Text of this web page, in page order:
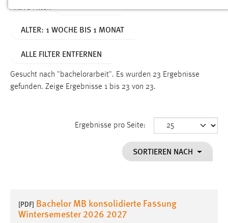
Aktive Filter:
ALTER: 1 WOCHE BIS 1 MONAT
ALLE FILTER ENTFERNEN
Gesucht nach "bachelorarbeit". Es wurden 23 Ergebnisse
gefunden. Zeige Ergebnisse 1 bis 23 von 23.
Ergebnisse pro Seite:
SORTIEREN NACH
[PDF] Bachelor MB konsolidierte Fassung
Wintersemester 2026 2027
Funktionen und sind für die einwandfreie Funktion der
Name:
Dieser Cookie speichert die ausgewählten Einverständnis-
Performance
Name: